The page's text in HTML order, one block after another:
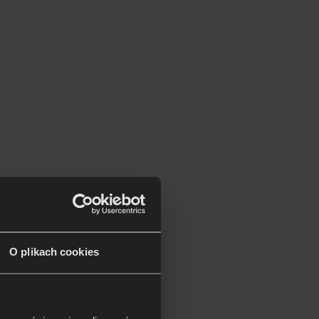
O plikach cookies